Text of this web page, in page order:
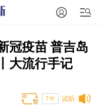
冠疫苗 普吉岛
大流行手记
试听
T中